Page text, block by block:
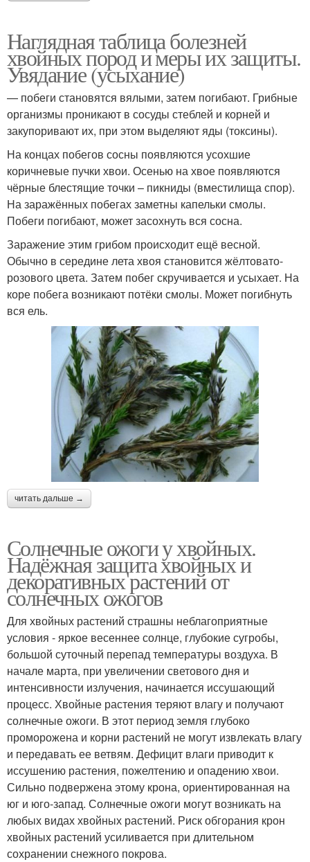
Наглядная таблица болезней
хвойных пород и меры их защиты.
Увядание (усыхание)
— побеги становятся вялыми, затем погибают. Грибные
организмы проникают в сосуды стеблей и корней и
закупоривают их, при этом выделяют яды (токсины).
На концах побегов сосны появляются усохшие
коричневые пучки хвои. Осенью на хвое появляются
чёрные блестящие точки – пикниды (вместилища спор).
На заражённых побегах заметны капельки смолы.
Побеги погибают, может засохнуть вся сосна.
Заражение этим грибом происходит ещё весной.
Обычно в середине лета хвоя становится жёлтовато-
розового цвета. Затем побег скручивается и усыхает. На
коре побега возникают потёки смолы. Может погибнуть
вся ель.
читать дальше →
Солнечные ожоги у хвойных.
Надёжная защита хвойных и
декоративных растений от
солнечных ожогов
Для хвойных растений страшны неблагоприятные
условия - яркое весеннее солнце, глубокие сугробы,
большой суточный перепад температуры воздуха. В
начале марта, при увеличении светового дня и
интенсивности излучения, начинается иссушающий
процесс. Хвойные растения теряют влагу и получают
солнечные ожоги. В этот период земля глубоко
проморожена и корни растений не могут извлекать влагу
и передавать ее ветвям. Дефицит влаги приводит к
иссушению растения, пожелтению и опадению хвои.
Сильно подвержена этому крона, ориентированная на
юг и юго-запад. Солнечные ожоги могут возникать на
любых видах хвойных растений. Риск обгорания крон
хвойных растений усиливается при длительном
сохранении снежного покрова.